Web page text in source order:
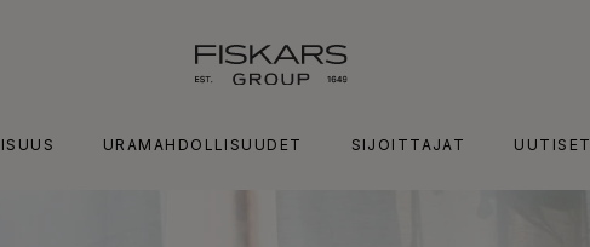
URAMAHDOLLISUUDET SIJOITTAJAT UUTISET